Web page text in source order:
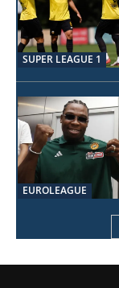
SUPER LEAGUE 1
EUROLEAGUE